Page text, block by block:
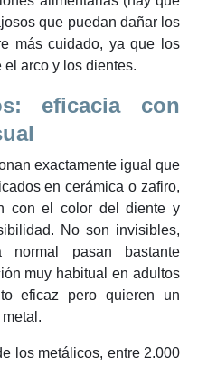
que puedan dañar los
más cuidado, ya que los
el arco y los dientes.
eficacia con
exactamente igual que
en cerámica o zafiro,
con el color del diente y
No son invisibles,
normal pasan bastante
muy habitual en adultos
eficaz pero quieren un
los metálicos, entre 2.000